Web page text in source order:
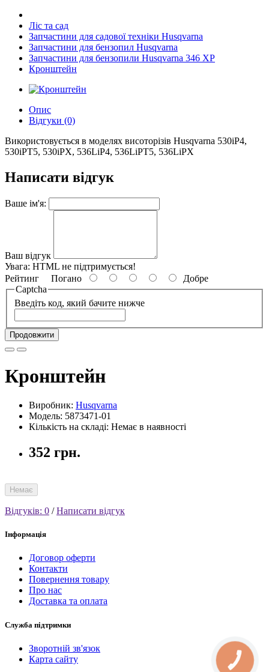
Ліс та сад
Запчастини для садової техніки Husqvarna
Запчастини для бензопил Husqvarna
Запчастини для бензопили Husqvarna 346 XP
Кронштейн
Опис
Відгуки (0)
Використовується в моделях висоторізів Husqvarna 530iP4,
530iPT5, 530iPX, 536LiP4, 536LiPT5, 536LiPX
Написати відгук
Ваше ім'я:
Ваш відгук
Увага: HTML не підтримується!
Рейтинг Погано
Добре
Captcha
Введіть код, який бачите нижче
Продовжити
Кронштейн
Виробник: Husqvarna
Модель: 5873471-01
Кількість на складі: Немає в наявності
352 грн.
Немає
Відгуків: 0 /Написати відгук
Інформація
Договор оферти
Контакти
Повернення товару
Про нас
Доставка та оплата
Служба підтримки
Зворотній зв'язок
Карта сайту
КНОПКА
СВЯЗИ